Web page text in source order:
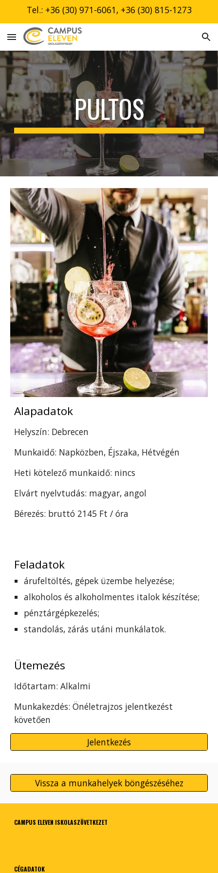
Tel.: +36 (30) 971-6061, +36 (30) 815-1273
PULTOS
Alapadatok
Helyszín: Debrecen
Munkaidő: Napközben, Éjszaka, Hétvégén
Heti kötelező munkaidő: nincs
Elvárt nyelvtudás: magyar, angol
Bérezés: bruttó 2145 Ft / óra
Feladatok
árufeltöltés, gépek üzembe helyezése;
alkoholos és alkoholmentes italok készítése;
pénztárgépkezelés;
standolás, zárás utáni munkálatok.
Ütemezés
Időtartam: Alkalmi
Munkakezdés: Önéletrajzos jelentkezést
követően
Jelentkezés
Vissza a munkahelyek böngészéséhez
CAMPUS ELEVEN ISKOLASZÖVETKEZET
CÉGADATOK